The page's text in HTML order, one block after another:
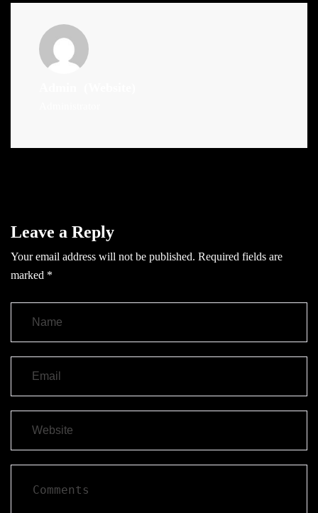
Leave a Reply
Your email address will not be published. Required fields are
marked *